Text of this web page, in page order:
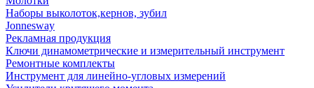
Наборы выколоток,кернов, зубил
Jonnesway
Рекламная продукция
Ключи динамометрические и измерительный инструмент
Ремонтные комплекты
Инструмент для линейно-угловых измерений